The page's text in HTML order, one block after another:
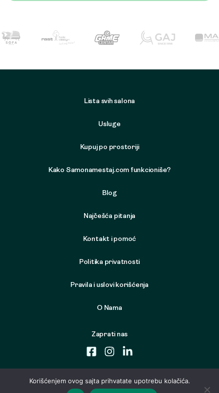
Lista svih salona
Usluge
Kupuj po prostoriji
Kako Samonamestaj.com funkcioniše?
Blog
Najčešća pitanja
Kontakt i pomoć
Politika privatnosti
Pravila i uslovi korišćenja
O Nama
Zaprati nas
Korišćenjem ovog sajta prihvatate upotrebu kolačića.